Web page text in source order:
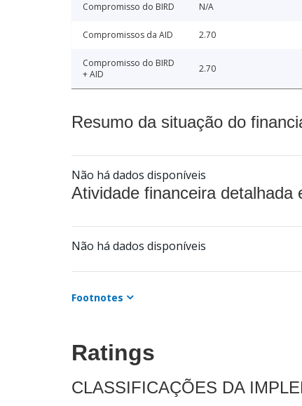
Compromisso do BIRD N/A
Compromissos da AID 2.70
Compromisso do BIRD
+ AID
2.70
Resumo da situação do
Não há dados disponíveis
Atividade financeira detalhada
Não há dados disponíveis
Footnotes
Ratings
CLASSIFICAÇÕES DA